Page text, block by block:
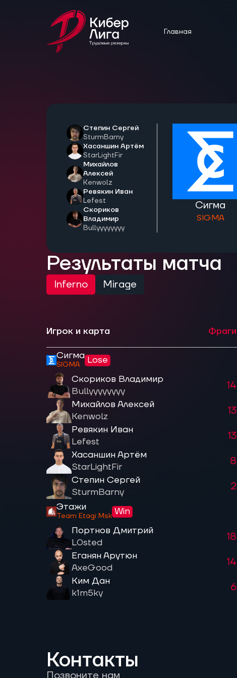
Главная
Степин Сергей
SturmBarny
Хасаншин Артём
StarLightFir
Михайлов
Алексей
Kenwolz
Ревякин Иван
Lefest
Скориков
Владимир
Bullyyyyyyyy
Сигма
SIGMA
Результаты матча
Inferno
Mirage
Игрок и карта Фраги
Сигма
SIGMA
Lose
Скориков Владимир
Bullyyyyyyyy
14
Михайлов Алексей
Kenwolz
13
Ревякин Иван
Lefest
13
Хасаншин Артём
StarLightFir
8
Степин Сергей
SturmBarny
2
Этажи
Team Etagi Msk Win
Портнов Дмитрий
L0sted
18
Еганян Арутюн
AxeGood
14
Ким Дан
k1m5ky
6
Контакты